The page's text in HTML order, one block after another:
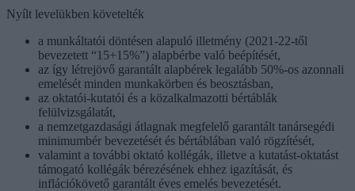
Nyílt levelükben követelték
a munkáltatói döntésen alapuló illetmény (2021-22-től
bevezetett “15+15%”) alapbérbe való beépítését,
az így létrejövő garantált alapbérek legalább 50%-os azonnali
emelését minden munkakörben és beosztásban,
az oktatói-kutatói és a közalkalmazotti bértáblák
felülvizsgálatát,
a nemzetgazdasági átlagnak megfelelő garantált tanársegédi
minimumbér bevezetését és bértáblában való rögzítését,
valamint a további oktató kollégák, illetve a kutatást-oktatást
támogató kollégák bérezésének ehhez igazítását, és
inflációkövető garantált éves emelés bevezetését.